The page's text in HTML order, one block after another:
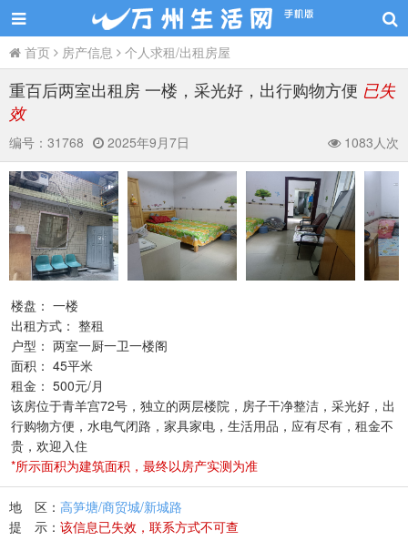
首页 房产信息 个人求租/出租房屋
重百后两室出租房 一楼，采光好，出行购物方便 已失
效
编号： 31768 2025年9月7日 1083人次
楼盘： 一楼
出租方式： 整租
户型： 两室一厨一卫一楼阁
面积： 45平米
租金： 500元/月
该房位于青羊宫72号，独立的两层楼院，房子干净整洁，采光好，出
行购物方便，水电气闭路，家具家电，生活用品，应有尽有，租金不
贵，欢迎入住
*所示面积为建筑面积，最终以房产实测为准
地 区： 高笋塘/商贸城/新城路
提 示： 该信息已失效，联系方式不可查